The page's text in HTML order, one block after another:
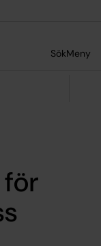
SökMeny